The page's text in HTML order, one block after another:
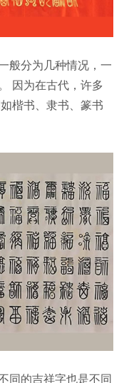
分为几种情况，一
因为在古代，许多
楷书、隶书、篆书
的吉祥字也是不同